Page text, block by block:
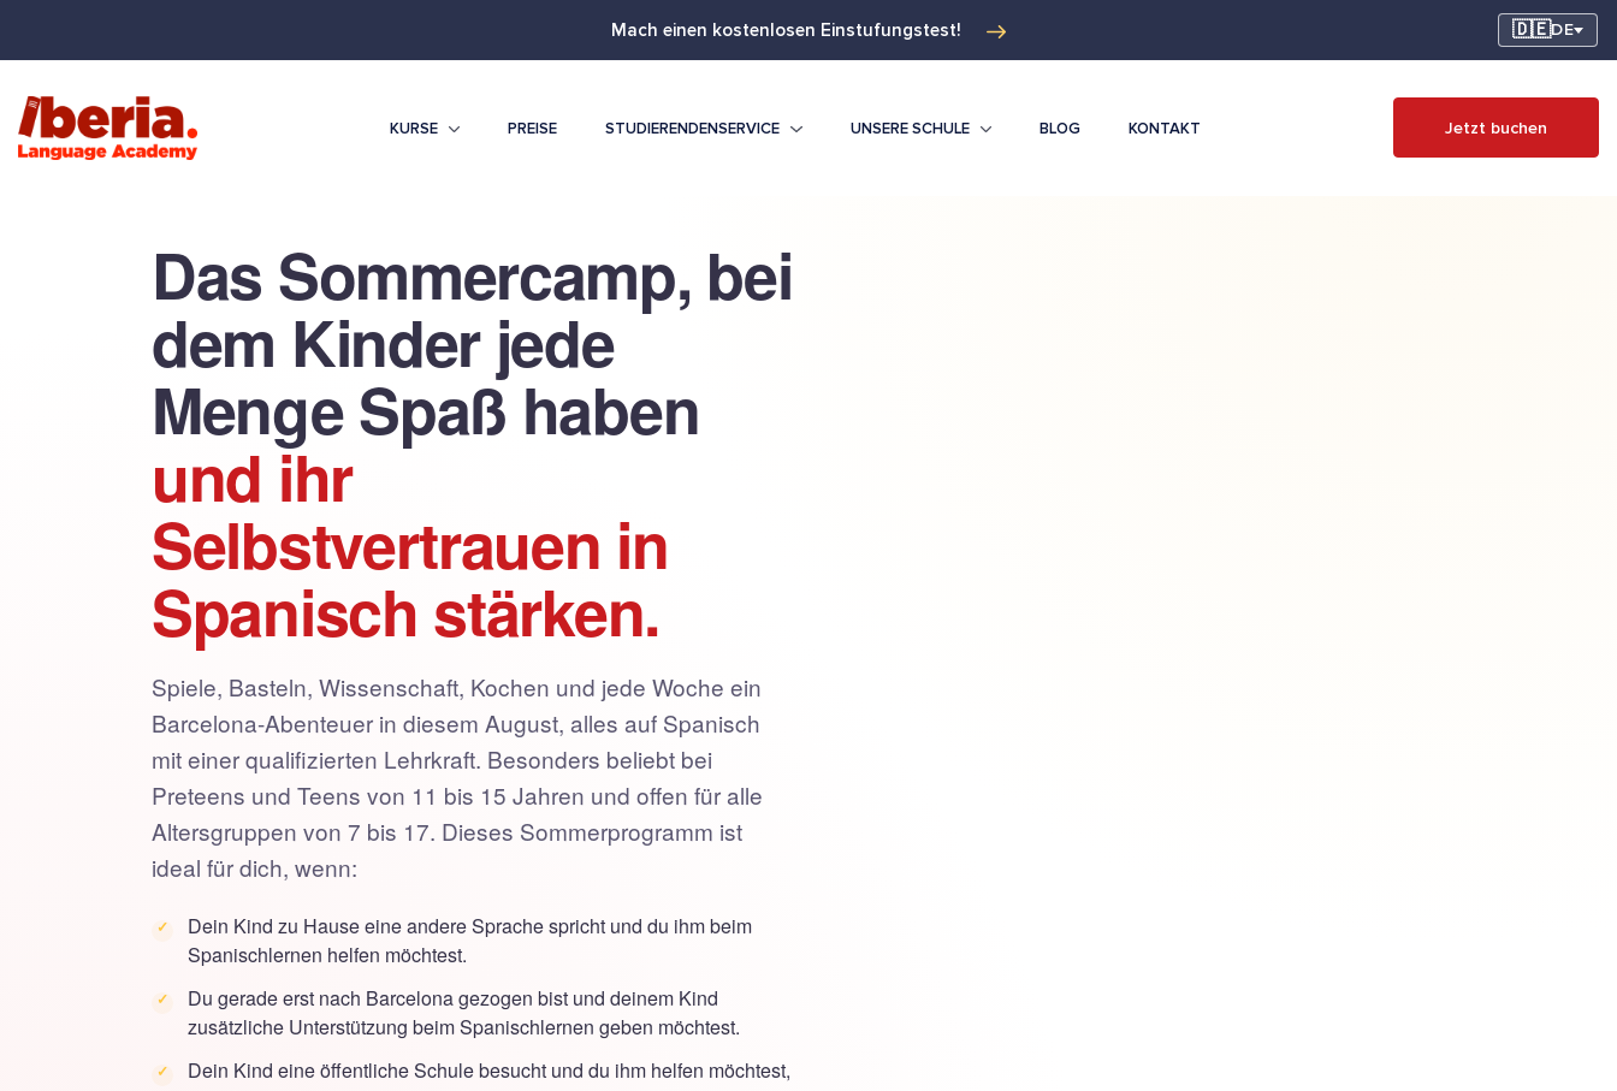
Mach einen kostenlosen Einstufungstest! 🇩🇪DE
KURSE PREISE STUDIERENDENSERVICE UNSERE SCHULE BLOG KONTAKT Jetzt buchen
Das Sommercamp, bei
dem Kinder jede
Menge Spaß haben
und ihr
Selbstvertrauen in
Spanisch stärken.
Spiele, Basteln, Wissenschaft, Kochen und jede Woche ein
Barcelona-Abenteuer in diesem August, alles auf Spanisch
mit einer qualifizierten Lehrkraft. Besonders beliebt bei
Preteens und Teens von 11 bis 15 Jahren und offen für alle
Altersgruppen von 7 bis 17. Dieses Sommerprogramm ist
ideal für dich, wenn:
Dein Kind zu Hause eine andere Sprache spricht und du ihm beim
Spanischlernen helfen möchtest.
Du gerade erst nach Barcelona gezogen bist und deinem Kind
zusätzliche Unterstützung beim Spanischlernen geben möchtest.
Dein Kind eine öffentliche Schule besucht und du ihm helfen möchtest,